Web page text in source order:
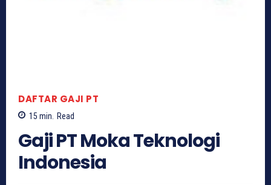
DAFTAR GAJI PT
15 min. Read
Gaji PT Moka Teknologi
Indonesia